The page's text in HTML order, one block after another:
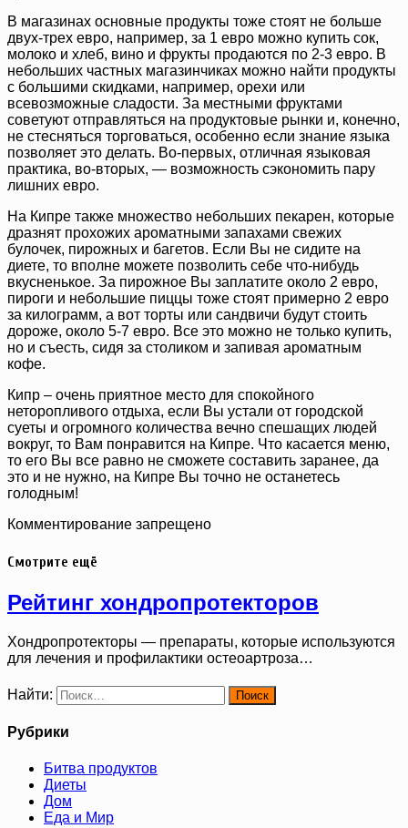
В магазинах основные продукты тоже стоят не больше
двух-трех евро, например, за 1 евро можно купить сок,
молоко и хлеб, вино и фрукты продаются по 2-3 евро. В
небольших частных магазинчиках можно найти продукты
с большими скидками, например, орехи или
всевозможные сладости. За местными фруктами
советуют отправляться на продуктовые рынки и, конечно,
не стесняться торговаться, особенно если знание языка
позволяет это делать. Во-первых, отличная языковая
практика, во-вторых, — возможность сэкономить пару
лишних евро.
На Кипре также множество небольших пекарен, которые
дразнят прохожих ароматными запахами свежих
булочек, пирожных и багетов. Если Вы не сидите на
диете, то вполне можете позволить себе что-нибудь
вкусненькое. За пирожное Вы заплатите около 2 евро,
пироги и небольшие пиццы тоже стоят примерно 2 евро
за килограмм, а вот торты или сандвичи будут стоить
дороже, около 5-7 евро. Все это можно не только купить,
но и съесть, сидя за столиком и запивая ароматным
кофе.
Кипр – очень приятное место для спокойного
неторопливого отдыха, если Вы устали от городской
суеты и огромного количества вечно спешащих людей
вокруг, то Вам понравится на Кипре. Что касается меню,
то его Вы все равно не сможете составить заранее, да
это и не нужно, на Кипре Вы точно не останетесь
голодным!
Комментирование запрещено
Смотрите ещё
Рейтинг хондропротекторов
Хондропротекторы — препараты, которые используются
для лечения и профилактики остеоартроза…
Найти:
Рубрики
Битва продуктов
Диеты
Дом
Еда и Мир